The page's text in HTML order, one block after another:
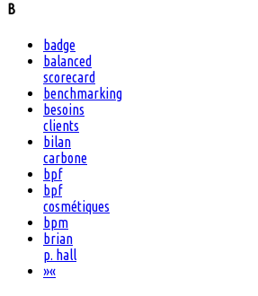
B
badge
balanced
scorecard
benchmarking
besoins
clients
bilan
carbone
bpf
bpf
cosmétiques
bpm
brian
p. hall
»«